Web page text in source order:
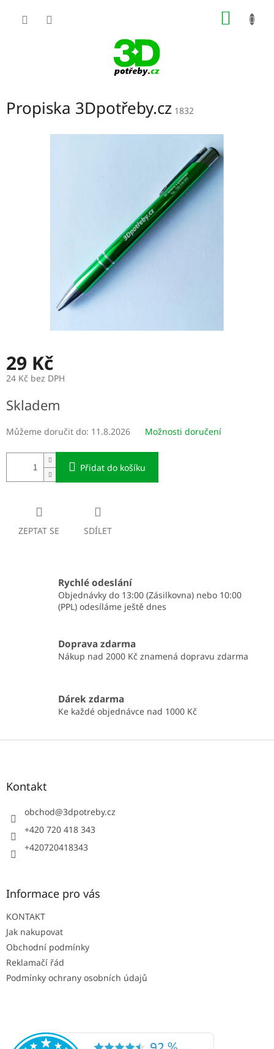
Propiska 3Dpotřeby.cz 1832
29 Kč
24 Kč bez DPH
cena:
Skladem
Můžeme doručit do: 11.8.2026 Možnosti doručení
Přidat do košíku
ZEPTAT SE SDÍLET
Rychlé odeslání
Objednávky do 13:00 (Zásilkovna) nebo 10:00
(PPL) odesíláme ještě dnes
Doprava zdarma
Nákup nad 2000 Kč znamená dopravu zdarma
Dárek zdarma
Ke každé objednávce nad 1000 Kč
Z
Kontakt
obchod@3dpotreby.cz
+420 720 418 343
+420720418343
Informace pro vás
KONTAKT
Jak nakupovat
Obchodní podmínky
Reklamačí řád
Podmínky ochrany osobních údajů